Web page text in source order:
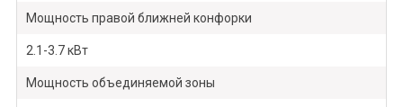
Мощность правой ближней конфорки
2.1-3.7 кВт
Мощность объединяемой зоны